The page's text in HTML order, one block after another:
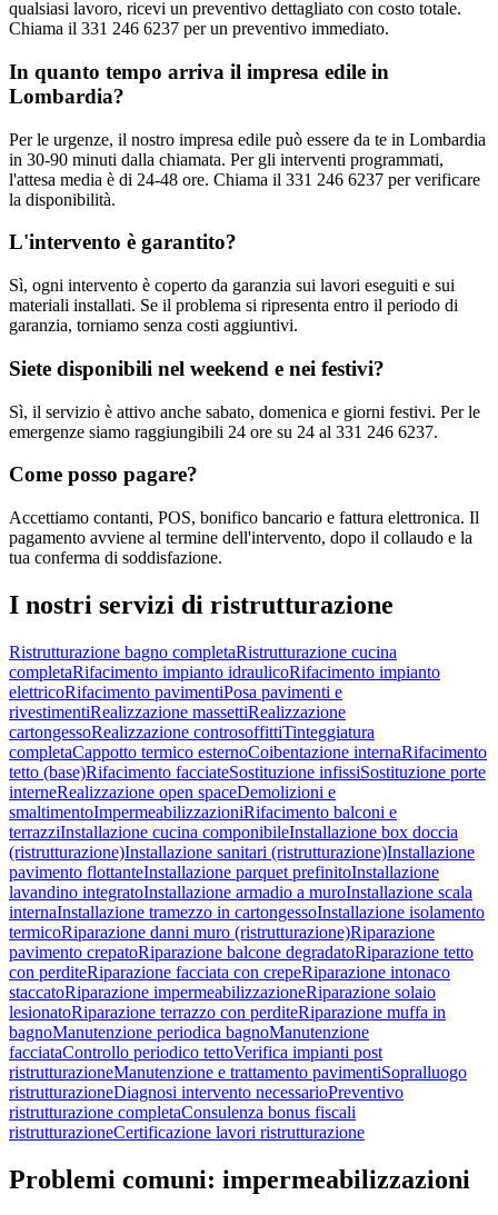
qualsiasi lavoro, ricevi un preventivo dettagliato con costo totale.
Chiama il 331 246 6237 per un preventivo immediato.
In quanto tempo arriva il impresa edile in
Lombardia?
Per le urgenze, il nostro impresa edile può essere da te in Lombardia
in 30-90 minuti dalla chiamata. Per gli interventi programmati,
l'attesa media è di 24-48 ore. Chiama il 331 246 6237 per verificare
la disponibilità.
L'intervento è garantito?
Sì, ogni intervento è coperto da garanzia sui lavori eseguiti e sui
materiali installati. Se il problema si ripresenta entro il periodo di
garanzia, torniamo senza costi aggiuntivi.
Siete disponibili nel weekend e nei festivi?
Sì, il servizio è attivo anche sabato, domenica e giorni festivi. Per le
emergenze siamo raggiungibili 24 ore su 24 al 331 246 6237.
Come posso pagare?
Accettiamo contanti, POS, bonifico bancario e fattura elettronica. Il
pagamento avviene al termine dell'intervento, dopo il collaudo e la
tua conferma di soddisfazione.
I nostri servizi di ristrutturazione
Ristrutturazione bagno completaRistrutturazione cucina
completaRifacimento impianto idraulicoRifacimento impianto
elettricoRifacimento pavimentiPosa pavimenti e
rivestimentiRealizzazione massettiRealizzazione
cartongessoRealizzazione controsoffittiTinteggiatura
completaCappotto termico esternoCoibentazione internaRifacimento
tetto (base)Rifacimento facciateSostituzione infissiSostituzione porte
interneRealizzazione open spaceDemolizioni e
smaltimentoImpermeabilizzazioniRifacimento balconi e
terrazziInstallazione cucina componibileInstallazione box doccia
(ristrutturazione)Installazione sanitari (ristrutturazione)Installazione
pavimento flottanteInstallazione parquet prefinitoInstallazione
lavandino integratoInstallazione armadio a muroInstallazione scala
internaInstallazione tramezzo in cartongessoInstallazione isolamento
termicoRiparazione danni muro (ristrutturazione)Riparazione
pavimento crepatoRiparazione balcone degradatoRiparazione tetto
con perditeRiparazione facciata con crepeRiparazione intonaco
staccatoRiparazione impermeabilizzazioneRiparazione solaio
lesionatoRiparazione terrazzo con perditeRiparazione muffa in
bagnoManutenzione periodica bagnoManutenzione
facciataControllo periodico tettoVerifica impianti post
ristrutturazioneManutenzione e trattamento pavimentiSopralluogo
ristrutturazioneDiagnosi intervento necessarioPreventivo
ristrutturazione completaConsulenza bonus fiscali
ristrutturazioneCertificazione lavori ristrutturazione
Problemi comuni: impermeabilizzazioni